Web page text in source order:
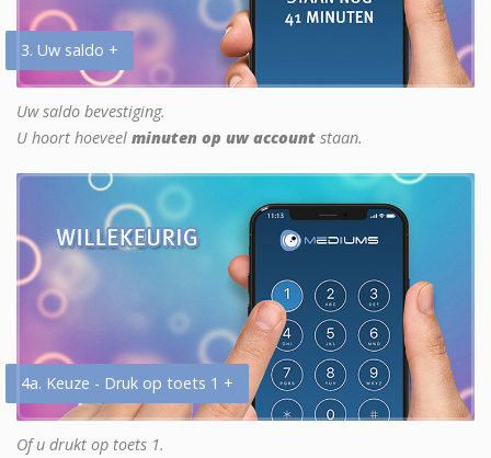
3. Uw saldo +
Uw saldo bevestiging.
U hoort hoeveel minuten op uw account staan.
4a. Keuze - Druk op toets 1 +
Of u drukt op toets 1.